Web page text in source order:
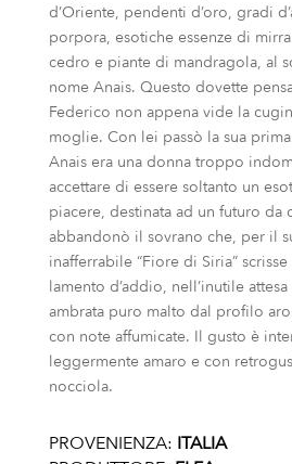
d’Oriente, pendenti d’oro, gradi
porpora, esotiche essenze di
cedro e piante di mandragola, al
nome Anais. Questo dovette
Federico non appena vide la
moglie. Con lei passò la sua
Anais era una donna troppo
accettare di essere soltanto un
piacere, destinata ad un futuro da
abbandonò il sovrano che, per il
inafferrabile “Fiore di Siria”
lamento d’addio, nell’inutile
ambrata puro malto dal profilo
con note affumicate. Il gusto è
leggermente amaro e con
nocciola.
PROVENIENZA: ITALIA